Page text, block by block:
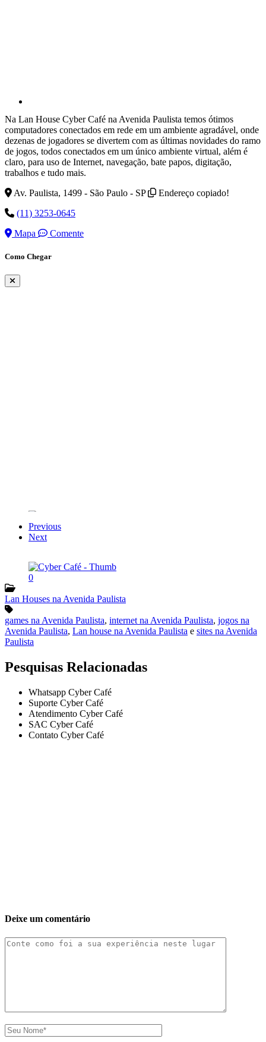
Na Lan House Cyber Café na Avenida Paulista temos ótimos
computadores conectados em rede em um ambiente agradável, onde
dezenas de jogadores se divertem com as últimas novidades do ramo
de jogos, todos conectados em um único ambiente virtual, além é
claro, para uso de Internet, navegação, bate papos, digitação,
trabalhos e tudo mais.
Av. Paulista, 1499 - São Paulo - SP
Endereço copiado!
(11) 3253-0645
Mapa
Comente
Como Chegar
Previous
Next
Lan Houses na Avenida Paulista
games na Avenida Paulista, internet na Avenida Paulista, jogos na
Avenida Paulista, Lan house na Avenida Paulista e sites na Avenida
Paulista
Pesquisas Relacionadas
Whatsapp Cyber Café
Suporte Cyber Café
Atendimento Cyber Café
SAC Cyber Café
Contato Cyber Café
Deixe um comentário